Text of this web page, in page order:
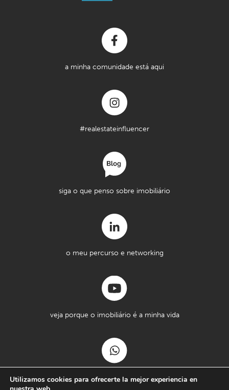
a minha comunidade está aqui
#realestateinfluencer
siga o que penso sobre imobiliário
o meu percurso e networking
veja porque o imobiliário é a minha vida
posso ajudar?
Utilizamos cookies para ofrecerte la mejor experiencia en